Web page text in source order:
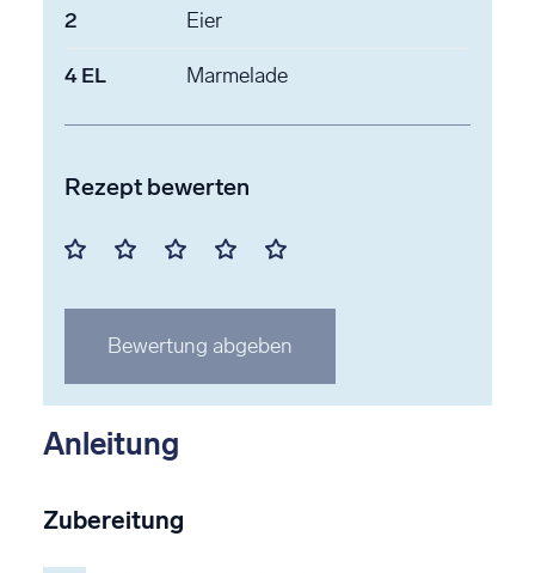
2 Eier
4EL Marmelade
Rezept bewerten
Mit
Stern
bewerten
Mit
Stern
bewerten
Mit
Stern
bewerten
Mit
Stern
bewerten
Mit
Stern
bewerten
Bewertung abgeben
Anleitung
Zubereitung